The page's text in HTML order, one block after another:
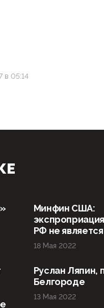
в 05:14
Минфин США:
РФ не
18 Мая 2022
Руслан Ляпин,
Белгороде
13 Мая 2022